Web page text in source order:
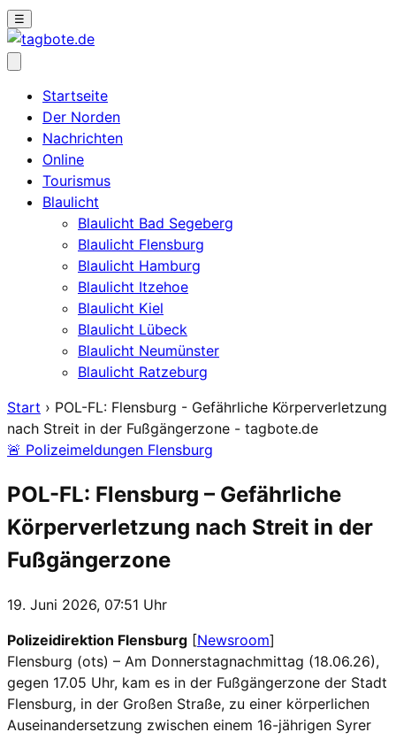
☰
Startseite
Der Norden
Nachrichten
Online
Tourismus
Blaulicht
Blaulicht Bad Segeberg
Blaulicht Flensburg
Blaulicht Hamburg
Blaulicht Itzehoe
Blaulicht Kiel
Blaulicht Lübeck
Blaulicht Neumünster
Blaulicht Ratzeburg
Start › POL-FL: Flensburg - Gefährliche Körperverletzung
nach Streit in der Fußgängerzone - tagbote.de
🚨 Polizeimeldungen Flensburg
POL-FL: Flensburg – Gefährliche
Körperverletzung nach Streit in der
Fußgängerzone
19. Juni 2026, 07:51 Uhr
Polizeidirektion Flensburg [Newsroom]
Flensburg (ots) – Am Donnerstagnachmittag (18.06.26),
gegen 17.05 Uhr, kam es in der Fußgängerzone der Stadt
Flensburg, in der Großen Straße, zu einer körperlichen
Auseinandersetzung zwischen einem 16-jährigen Syrer